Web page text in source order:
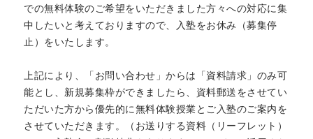
での無料体験のご希望をいただきました方々への対応に集
中したいと考えておりますので、入塾をお休み（募集停
止）をいたします。
上記により、「お問い合わせ」からは「資料請求」のみ可
能とし、新規募集枠ができましたら、資料郵送をさせてい
ただいた方から優先的に無料体験授業とご入塾のご案内を
させていただきます。（お送りする資料（リーフレット）